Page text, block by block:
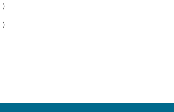
）
）